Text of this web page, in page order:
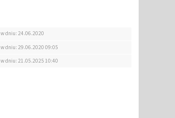
w dniu: 24.06.2020
w dniu: 29.06.2020 09:05
w dniu: 21.05.2025 10:40